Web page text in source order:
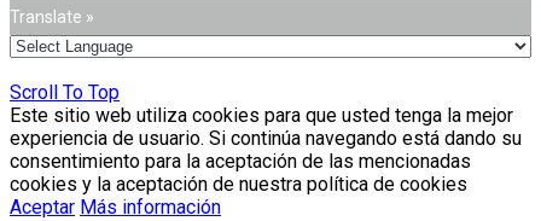
Translate »
Scroll To Top
Este sitio web utiliza cookies para que usted tenga la mejor
experiencia de usuario. Si continúa navegando está dando su
consentimiento para la aceptación de las mencionadas
cookies y la aceptación de nuestra política de cookies
Aceptar Más información